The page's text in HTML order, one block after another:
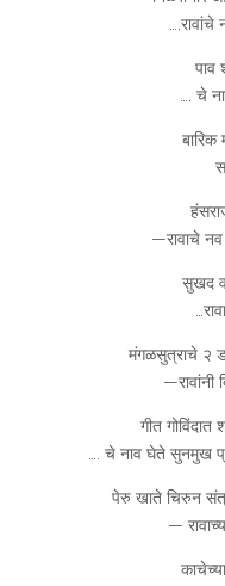
पाव
…. चे
—रावाचे नव
सुखद
मंगळसुत्राचे २
—रावांनी
गीत गोविंदात
…. चे नाव घेते सुनमुख
पेरु खाते चिरुन
—